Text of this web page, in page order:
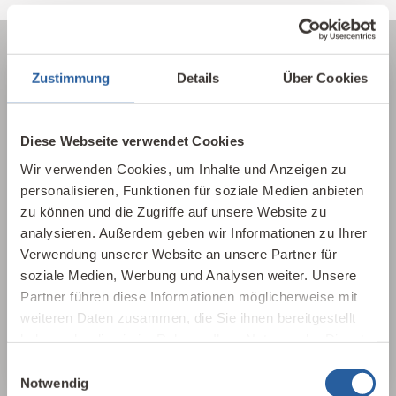
Zustimmung Details Über Cookies
Diese Webseite verwendet Cookies
Wir verwenden Cookies, um Inhalte und Anzeigen zu
personalisieren, Funktionen für soziale Medien anbieten
zu können und die Zugriffe auf unsere Website zu
analysieren. Außerdem geben wir Informationen zu Ihrer
Verwendung unserer Website an unsere Partner für
soziale Medien, Werbung und Analysen weiter. Unsere
Partner führen diese Informationen möglicherweise mit
weiteren Daten zusammen, die Sie ihnen bereitgestellt
Notwendig
Über die Baubiologie
Die Baubiologie beschäftigt sich mit der
Beziehung zwischen Menschen und ihrer
gebauten Umwelt. Wie wirken sich Gebäude,
Baustoffe und Architektur auf Mensch und
Natur aus? Dabei werden ganzheitlich
gesundheitliche, nachhaltige und
gestalterische Aspekte betrachtet.
Baubiologie kennenlernen